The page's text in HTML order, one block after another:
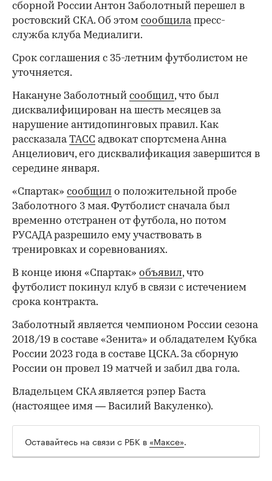
сборной России Антон Заболотный перешел в
ростовский СКА. Об этом сообщилапресс-
служба клуба Медиалиги.
Срок соглашения с 35-летним футболистом не
уточняется.
Накануне Заболотный сообщил, что был
дисквалифицирован на шесть месяцев за
нарушение антидопинговых правил. Как
рассказалаТАСС адвокат спортсмена Анна
Анцелиович, его дисквалификация завершится в
середине января.
«Спартак» сообщил о положительной пробе
Заболотного 3 мая. Футболист сначала был
временно отстранен от футбола, но потом
РУСАДА разрешило ему участвовать в
тренировках и соревнованиях.
В конце июня «Спартак» объявил, что
футболист покинул клуб в связи с истечением
срока контракта.
Заболотный является чемпионом России сезона
2018/19 в составе «Зенита» и обладателем Кубка
России 2023 года в составе ЦСКА. За сборную
России он провел 19 матчей и забил два гола.
Владельцем СКА является рэпер Баста
(настоящее имя — Василий Вакуленко).
Оставайтесь на связи с РБК в «Максе».